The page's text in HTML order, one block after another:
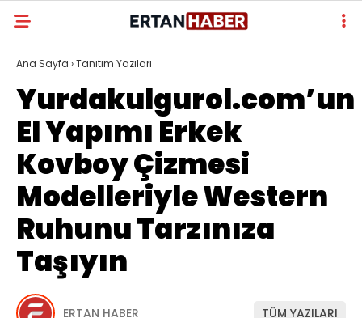
Ana Sayfa ›Tanıtım Yazıları
Yurdakulgurol.com’un
El Yapımı Erkek
Kovboy Çizmesi
Modelleriyle Western
Ruhunu Tarzınıza
Taşıyın
ERTAN HABER TÜM YAZILARI